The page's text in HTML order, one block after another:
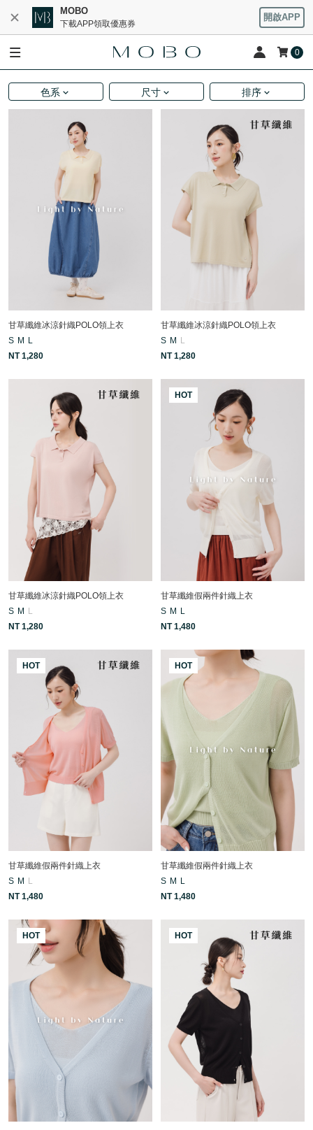
MOBO
下載APP領取優惠券
開啟APP
0
色系 尺寸 排序
甘草纖維冰涼針織POLO領上衣
S M
L
NT 1,280
甘草纖維冰涼針織POLO領上衣
S M
L
NT 1,280
甘草纖維冰涼針織POLO領上衣
S M L
NT 1,280
HOT
甘草纖維假兩件針織上衣
S M L
NT 1,480
HOT
甘草纖維假兩件針織上衣
S M
L
NT 1,480
HOT
甘草纖維假兩件針織上衣
S M
L
NT 1,480
HOT HOT